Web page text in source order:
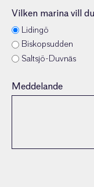
Vilken marina vill
Lidingö
Biskopsudden
Saltsjö-Duvnäs
Meddelande